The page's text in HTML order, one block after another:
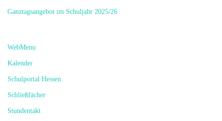
Ganztagsangebot im Schuljahr 2025/26
WebMenu
Kalender
Schulportal Hessen
Schließfächer
Stundentakt